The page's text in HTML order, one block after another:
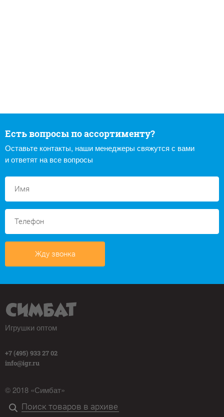
Есть вопросы по ассортименту?
Оставьте контакты, наши менеджеры свяжутся с вами
и ответят на все вопросы
Жду звонка
Игрушки оптом
+7 (495) 933 27 02
info@igr.ru
© 2018 «Симбат»